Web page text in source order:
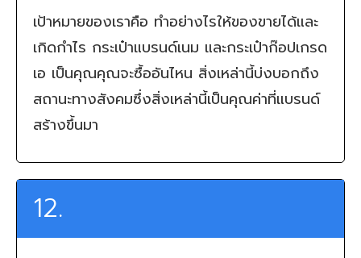
เป้าหมายของเราคือ ทำอย่างไรให้ของขายได้และ
เกิดกำไร กระเป๋าแบรนด์เนม และกระเป๋าก๊อปเกรด
เอ เป็นคุณคุณจะซื้ออันไหน สิ่งเหล่านี้บ่งบอกถึง
สถานะทางสังคมซึ่งสิ่งเหล่านี้เป็นคุณค่าที่แบรนด์
สร้างขึ้นมา
12.